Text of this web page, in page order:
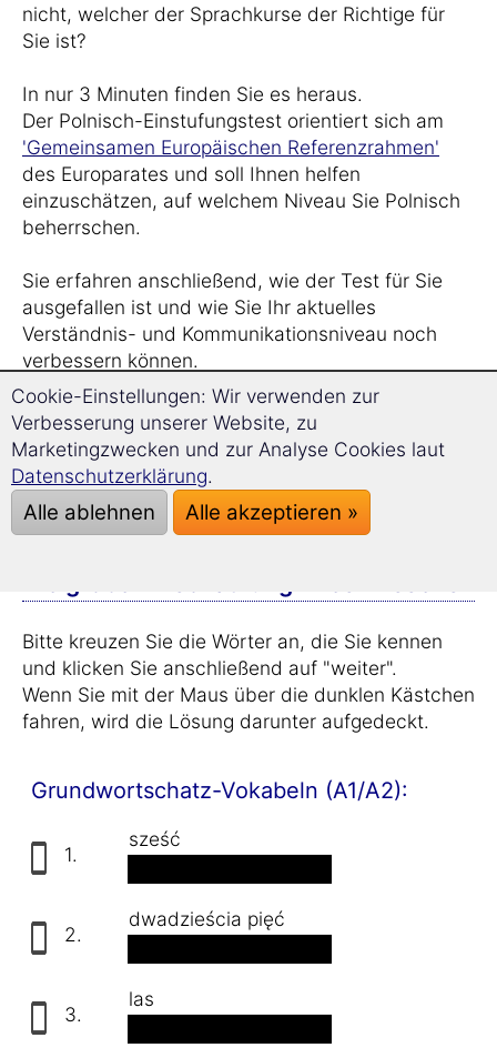
nicht, welcher der Sprachkurse der Richtige für
Sie ist?
In nur 3 Minuten finden Sie es heraus.
Der Polnisch-Einstufungstest orientiert sich am
'Gemeinsamen Europäischen Referenzrahmen'
des Europarates und soll Ihnen helfen
einzuschätzen, auf welchem Niveau Sie Polnisch
beherrschen.
Sie erfahren anschließend, wie der Test für Sie
ausgefallen ist und wie Sie Ihr aktuelles
Verständnis- und Kommunikationsniveau noch
verbessern können.
Der Test erfolgt anonym. Das Ergebnis sehen Sie
sofort auf dieser Seite – kostenlos und
unverbindlich.
Bitte kreuzen Sie die Wörter an, die Sie kennen
und klicken Sie anschließend auf "weiter".
Wenn Sie mit der Maus über die dunklen Kästchen
fahren, wird die Lösung darunter aufgedeckt.
Grundwortschatz-Vokabeln (A1/A2):
1.
sześć
2.
dwadzieścia pięć
3.
las
Cookie-Einstellungen: Wir verwenden zur
Verbesserung unserer Website, zu
Marketingzwecken und zur Analyse Cookies laut
Datenschutzerklärung.
Alle ablehnen Alle akzeptieren »